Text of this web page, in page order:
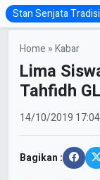
Stan Senjata
Home »Kabar
Lima
Tahfidh
14/10/2019 17:04
Bagikan :